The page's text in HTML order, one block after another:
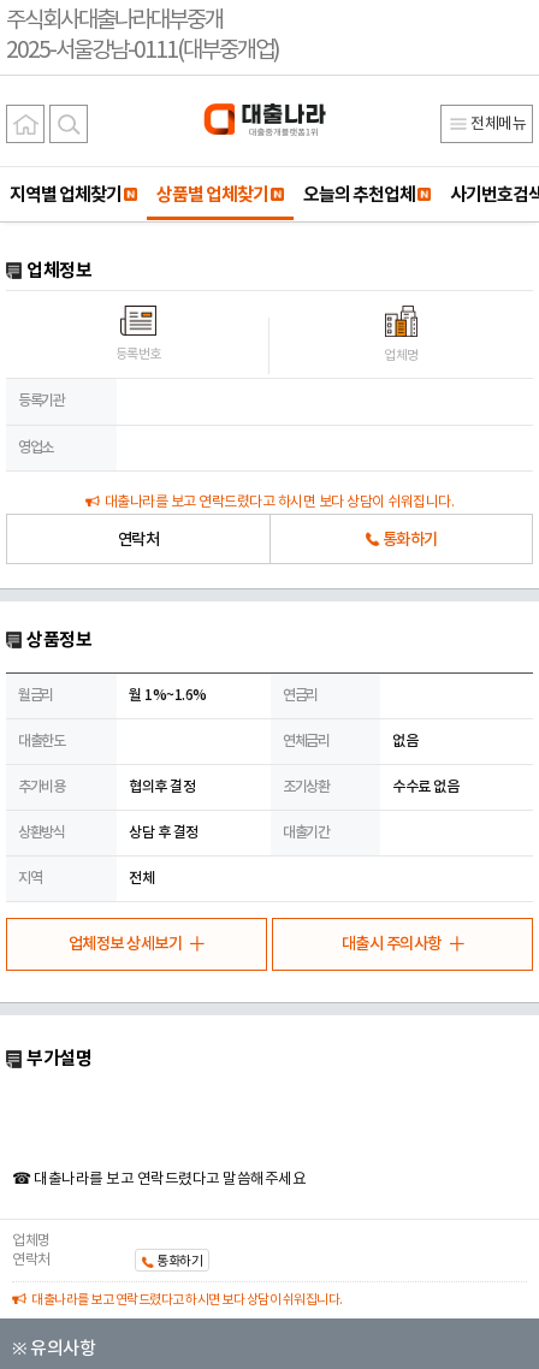
주식회사대출나라대부중개
2025-서울강남-0111(대부중개업)
전체메뉴
지역별 업체찾기 상품별 업체찾기 오늘의 추천업체 사기번호검
업체정보
등록번호 업체명
등록기관
영업소
대출나라를 보고 연락드렸다고 하시면 보다 상담이 쉬워집니다.
연락처 통화하기
상품정보
월금리 월 1%~1.6% 연금리
대출한도 연체금리 없음
추가비용 협의후 결정 조기상환 수수료 없음
상환방식 상담 후 결정 대출기간
지역 전체
업체정보 상세보기 대출시 주의사항
부가설명
☎ 대출나라를 보고 연락드렸다고 말씀해주세요
업체명
연락처
통화하기
대출나라를 보고 연락드렸다고 하시면 보다 상담이 쉬워집니다.
※ 유의사항